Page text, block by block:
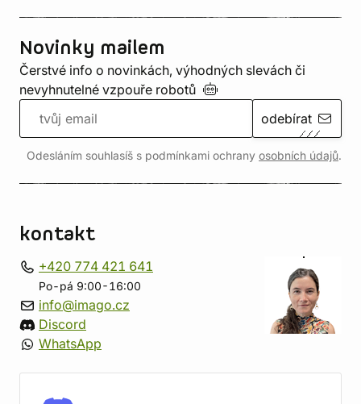
Novinky mailem
Čerstvé info o novinkách, výhodných slevách či
nevyhnutelné vzpouře robotů
odebírat
Odesláním souhlasíš s podmínkami ochrany osobních údajů.
kontakt
+420 774 421 641
Po-pá 9:00-16:00
info@imago.cz
Discord
WhatsApp